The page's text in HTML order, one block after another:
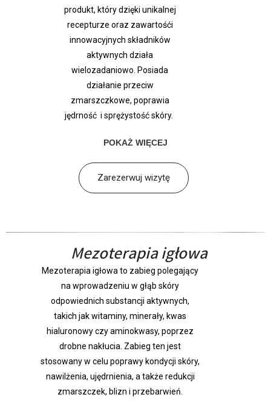
produkt, który dzięki unikalnej
recepturze oraz zawartośći
innowacyjnych składników
aktywnych działa
wielozadaniowo. Posiada
działanie przeciw
zmarszczkowe, poprawia
jędrność i sprężystość skóry.
POKAŻ WIĘCEJ
Zarezerwuj wizytę
Mezoterapia igłowa
Mezoterapia igłowa to zabieg polegający
na wprowadzeniu w głąb skóry
odpowiednich substancji aktywnych,
takich jak witaminy, minerały, kwas
hialuronowy czy aminokwasy, poprzez
drobne nakłucia. Zabieg ten jest
stosowany w celu poprawy kondycji skóry,
nawilżenia, ujędrnienia, a także redukcji
zmarszczek, blizn i przebarwień.